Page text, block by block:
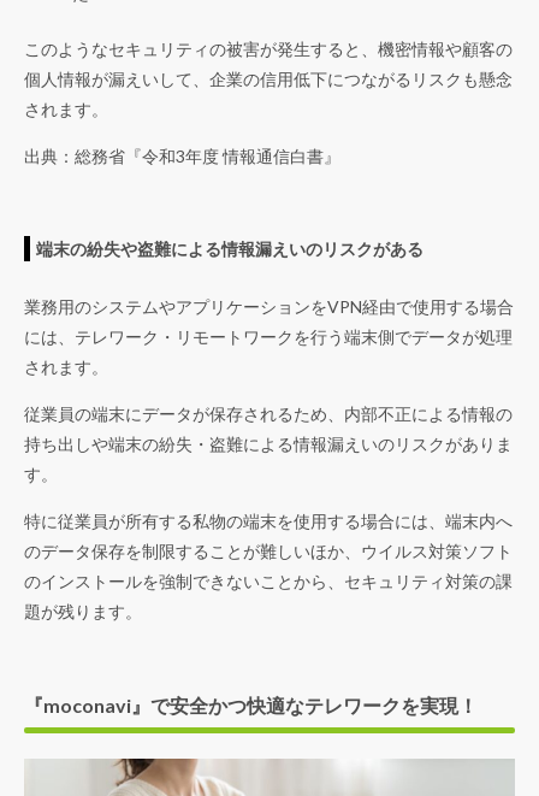
このようなセキュリティの被害が発生すると、機密情報や顧客の
個人情報が漏えいして、企業の信用低下につながるリスクも懸念
されます。
出典：総務省『令和3年度 情報通信白書』
端末の紛失や盗難による情報漏えいのリスクがある
業務用のシステムやアプリケーションをVPN経由で使用する場合
には、テレワーク・リモートワークを行う端末側でデータが処理
されます。
従業員の端末にデータが保存されるため、内部不正による情報の
持ち出しや端末の紛失・盗難による情報漏えいのリスクがありま
す。
特に従業員が所有する私物の端末を使用する場合には、端末内へ
のデータ保存を制限することが難しいほか、ウイルス対策ソフト
のインストールを強制できないことから、セキュリティ対策の課
題が残ります。
『moconavi』で安全かつ快適なテレワークを実現！